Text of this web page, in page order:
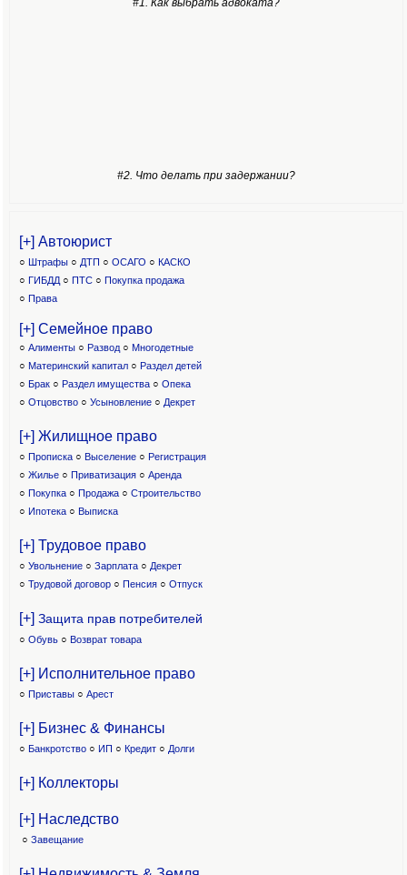
#2. Что делать при задержании?
[+] Автоюрист
○ Штрафы ○ ДТП ○ ОСАГО ○ КАСКО
○ ГИБДД ○ ПТС ○ Покупка продажа
○ Права
[+] Семейное право
○ Алименты ○ Развод ○ Многодетные
○ Материнский капитал○ Раздел детей
○ Брак ○ Раздел имущества ○ Опека
○ Отцовство○ Усыновление ○ Декрет
[+] Жилищное право
○ Прописка ○ Выселение ○ Регистрация
○ Жилье ○ Приватизация ○ Аренда
○ Покупка ○ Продажа ○ Строительство
○ Ипотека ○ Выписка
[+] Трудовое право
○ Увольнение ○ Зарплата ○ Декрет
○ Трудовой договор ○ Пенсия ○ Отпуск
[+] Защита прав потребителей
○ Обувь ○ Возврат товара
[+] Исполнительное право
○ Приставы ○ Арест
[+] Бизнес & Финансы
○ Банкротство ○ ИП ○ Кредит ○ Долги
[+] Коллекторы
[+] Наследство
○ Завещание